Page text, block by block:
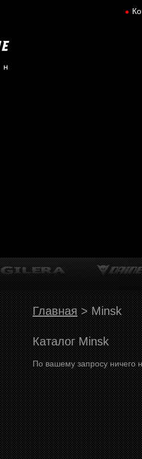
Главная >Minsk
Каталог Minsk
По вашему запросу ничего